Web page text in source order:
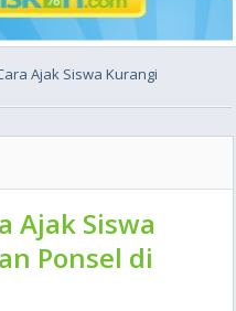
Ajak Siswa Kurangi
Ajak Siswa
Ponsel di